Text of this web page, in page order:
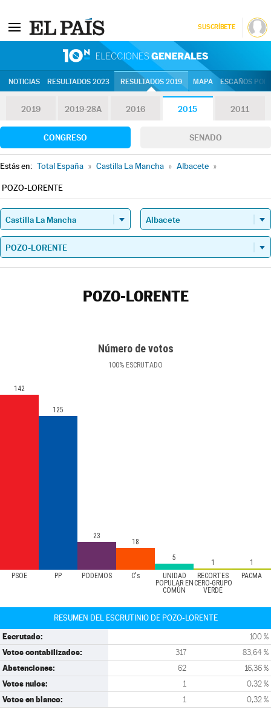
SUSCRÍBETE
NOTICIAS RESULTADOS 2023 RESULTADOS 2019 MAPA ESCAÑOS
2019 2019-28A 2016 2015 2011
CONGRESO SENADO
Estás en: Total España » Castilla La Mancha » Albacete »
POZO-LORENTE
POZO-LORENTE
Número de votos
100% ESCRUTADO
PSOE PP PODEMOS C's
UNIDAD
POPULAR EN
COMÚN
RECORTES
CERO-GRUPO
VERDE
PACMA
142
125
23
18
5
1 1
RESUMEN DEL ESCRUTINIO DE POZO-LORENTE
Escrutado: 100 %
Votos contabilizados: 317 83,64 %
Abstenciones: 62 16,36 %
Votos nulos: 1 0,32 %
Votos en blanco: 1 0,32 %